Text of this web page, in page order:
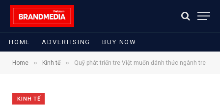
HOME ADVERTISING BUY NOW
Home » Kinh tế » Quỹ phát triển tre Việt muốn đánh thức ngành tre
KINH TẾ